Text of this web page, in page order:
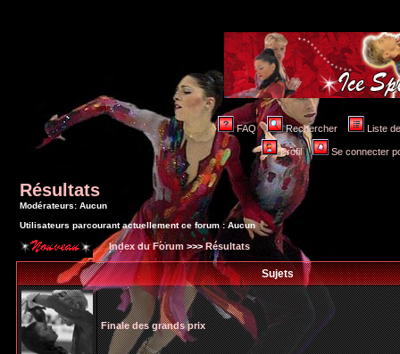
FAQ Rechercher Liste
Profil Se connecter
Résultats
Modérateurs: Aucun
Utilisateurs parcourant actuellement ce forum : Aucun
Index du Forum >>>Résultats
Sujets
Finale des grands prix